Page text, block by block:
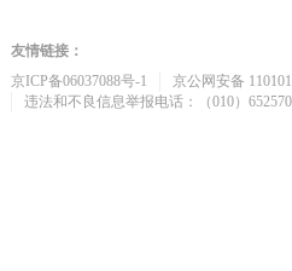
友情链接：
京ICP备06037088号-1
京公网安备
违法和不良信息举报电话：（010）